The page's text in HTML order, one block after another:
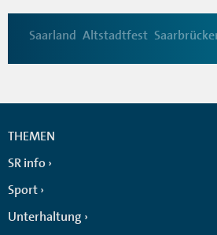
Saarland Altstadtfest
THEMEN
SR info
Sport
Unterhaltung